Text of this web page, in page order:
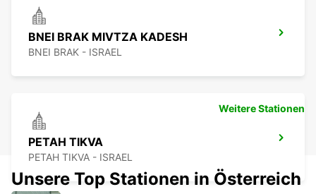
BNEI BRAK MIVTZA KADESH
BNEI BRAK - ISRAEL
PETAH TIKVA
PETAH TIKVA - ISRAEL
Weitere Stationen
Unsere Top Stationen in Österreich